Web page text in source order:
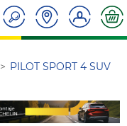
PILOT SPORT 4 SUV